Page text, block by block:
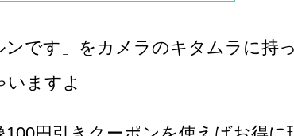
ンです」をカメラのキタムラに持
いますよ